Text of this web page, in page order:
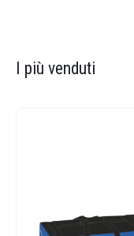
I più venduti